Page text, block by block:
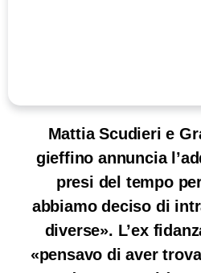
Mattia Scudieri e
gieffino annuncia
presi del tempo
abbiamo deciso di
diverse». L’ex
«pensavo di aver